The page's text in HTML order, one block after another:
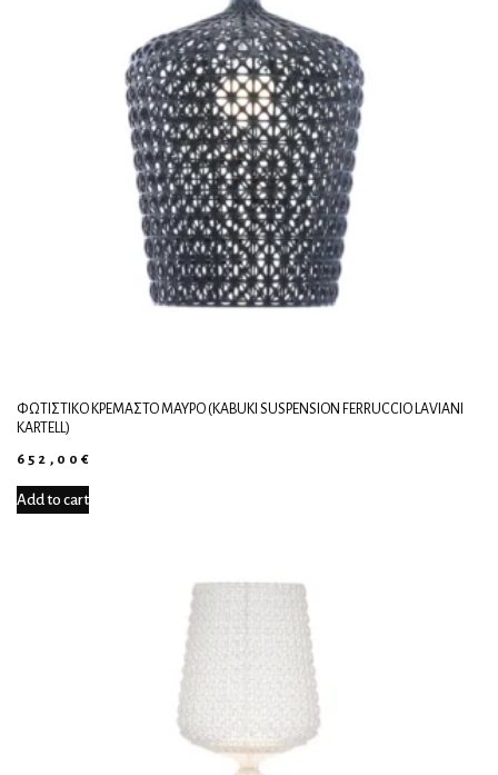
ΦΩΤΙΣΤΙΚΌ ΚΡΕΜΑΣΤΌ ΜΑΎΡΟ (KABUKI SUSPENSION FERRUCCIO LAVIANI
KARTELL)
652,00€
Add to cart